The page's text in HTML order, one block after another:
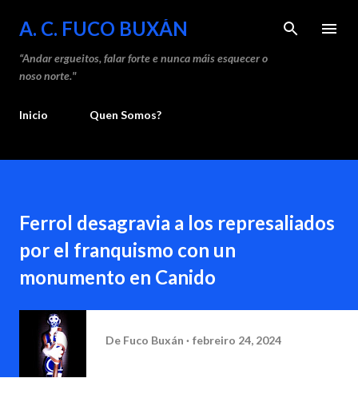
Saltar ao contido principal
A. C. FUCO BUXÁN
“Andar ergueitos, falar forte e nunca máis esquecer o
noso norte."
Inicio Quen Somos?
Ferrol desagravia a los represaliados
por el franquismo con un
monumento en Canido
De Fuco Buxán febreiro 24, 2024